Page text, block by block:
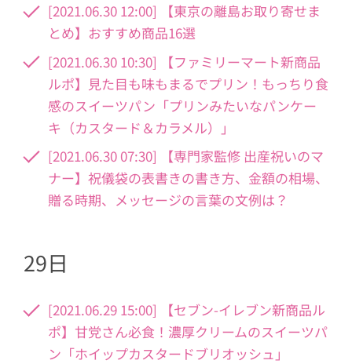
[2021.06.30 12:00] 【東京の離島お取り寄せま
とめ】おすすめ商品16選
[2021.06.30 10:30] 【ファミリーマート新商品
ルポ】見た目も味もまるでプリン！もっちり食
感のスイーツパン「プリンみたいなパンケー
キ（カスタード＆カラメル）」
[2021.06.30 07:30] 【専門家監修 出産祝いのマ
ナー】祝儀袋の表書きの書き方、金額の相場、
贈る時期、メッセージの言葉の文例は？
29日
[2021.06.29 15:00] 【セブン-イレブン新商品ル
ポ】甘党さん必食！濃厚クリームのスイーツパ
ン「ホイップカスタードブリオッシュ」